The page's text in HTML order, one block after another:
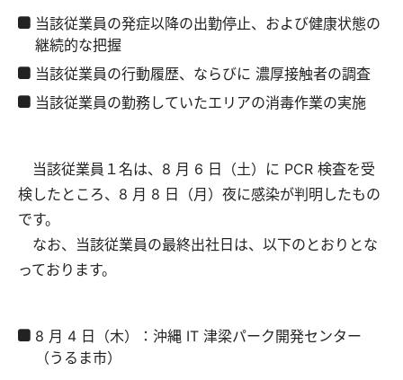
当該従業員の発症以降の出勤停止、および健康状態の
継続的な把握
当該従業員の行動履歴、ならびに 濃厚接触者の調査
当該従業員の勤務していたエリアの消毒作業の実施
当該従業員１名は、8 月 6 日（土）に PCR 検査を受
検したところ、8 月 8 日（月）夜に感染が判明したもの
です。
なお、当該従業員の最終出社日は、以下のとおりとな
っております。
8 月 4 日（木）：沖縄 IT 津梁パーク開発センター
（うるま市）